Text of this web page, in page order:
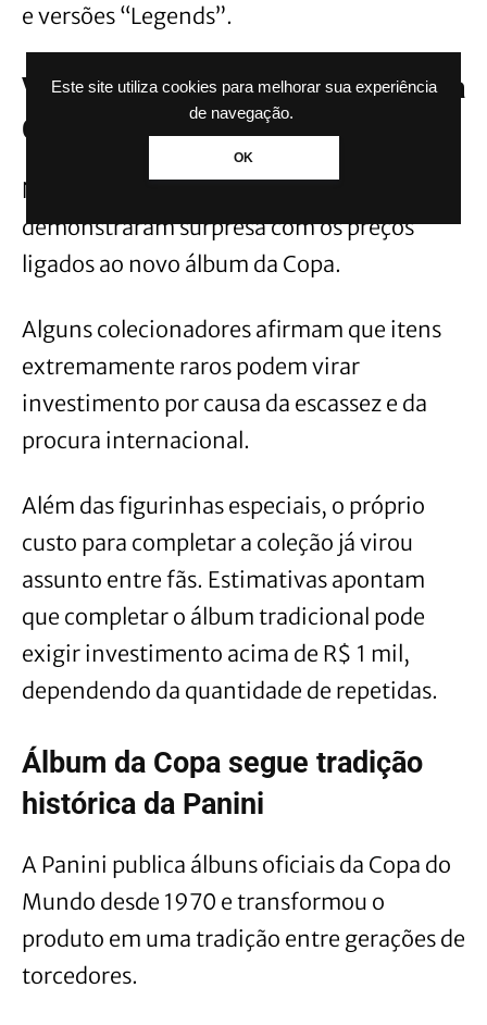
Este site utiliza cookies para melhorar sua experiência
de navegação.
OK
e versões “Legends”.
Valores altos surpreendem fãs da
Copa do Mundo
Nas redes sociais, muitos torcedores
demonstraram surpresa com os preços
ligados ao novo álbum da Copa.
Alguns colecionadores afirmam que itens
extremamente raros podem virar
investimento por causa da escassez e da
procura internacional.
Além das figurinhas especiais, o próprio
custo para completar a coleção já virou
assunto entre fãs. Estimativas apontam
que completar o álbum tradicional pode
exigir investimento acima de R$ 1 mil,
dependendo da quantidade de repetidas.
Álbum da Copa segue tradição
histórica da Panini
A Panini publica álbuns oficiais da Copa do
Mundo desde 1970 e transformou o
produto em uma tradição entre gerações de
torcedores.